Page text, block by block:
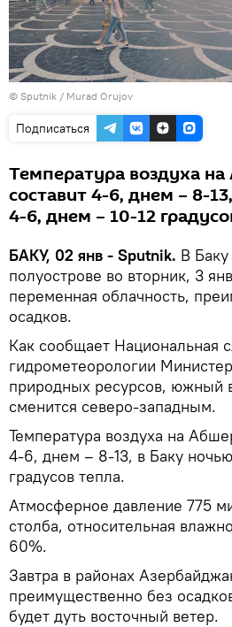
© Sputnik / Murad Orujov
Подписаться
Температура воздуха
составит 4-6, днем – 8-
4-6, днем – 10-12
БАКУ, 02 янв - Sputnik. В
полуострове во вторник, 3
переменная облачность,
осадков.
Как сообщает Национальная
гидрометеорологии
природных ресурсов, южный
сменится северо-западным.
Температура воздуха на
4-6, днем – 8-13, в Баку
градусов тепла.
Атмосферное давление 775
столба, относительная
60%.
Завтра в районах
преимущественно без
будет дуть восточный ветер.